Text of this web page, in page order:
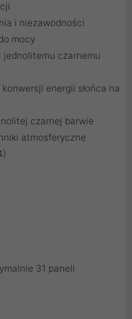
i niezawodności
mocy
jednolitemu czarnemu
energii słońca na
czarnej barwie
atmosferyczne
31 paneli